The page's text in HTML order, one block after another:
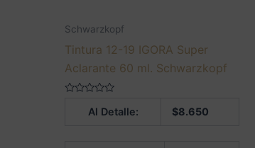
Schwarzkopf
Tintura 12-19 IGORA Super
Aclarante 60 ml. Schwarzkopf
Al Detalle: $8.650